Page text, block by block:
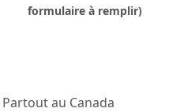
formulaire à remplir)
Partout au Canada